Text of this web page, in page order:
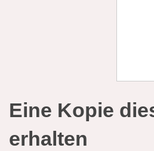
Eine Kopie
erhalten